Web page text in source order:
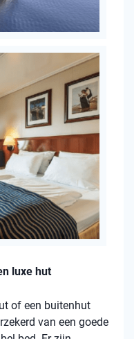
luxe hut
of een buitenhut
van een goede